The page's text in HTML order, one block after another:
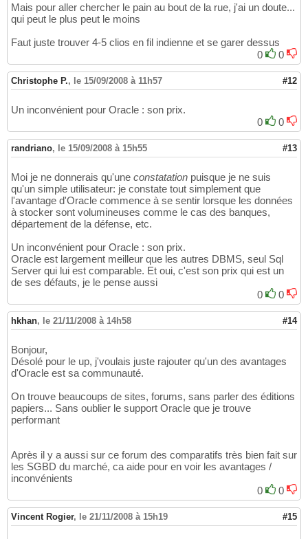
Mais pour aller chercher le pain au bout de la rue, j'ai un doute...
qui peut le plus peut le moins
Faut juste trouver 4-5 clios en fil indienne et se garer dessus
0
0
Christophe P., le 15/09/2008 à 11h57 #12
Un inconvénient pour Oracle : son prix.
0
0
randriano, le 15/09/2008 à 15h55 #13
Moi je ne donnerais qu'une constatation puisque je ne suis
qu'un simple utilisateur: je constate tout simplement que
l'avantage d'Oracle commence à se sentir lorsque les données
à stocker sont volumineuses comme le cas des banques,
département de la défense, etc.
Un inconvénient pour Oracle : son prix.
Oracle est largement meilleur que les autres DBMS, seul Sql
Server qui lui est comparable. Et oui, c'est son prix qui est un
de ses défauts, je le pense aussi
0
0
hkhan, le 21/11/2008 à 14h58 #14
Bonjour,
Désolé pour le up, j'voulais juste rajouter qu'un des avantages
d'Oracle est sa communauté.
On trouve beaucoups de sites, forums, sans parler des éditions
papiers... Sans oublier le support Oracle que je trouve
performant
Après il y a aussi sur ce forum des comparatifs très bien fait sur
les SGBD du marché, ca aide pour en voir les avantages /
inconvénients
0
0
Vincent Rogier, le 21/11/2008 à 15h19 #15